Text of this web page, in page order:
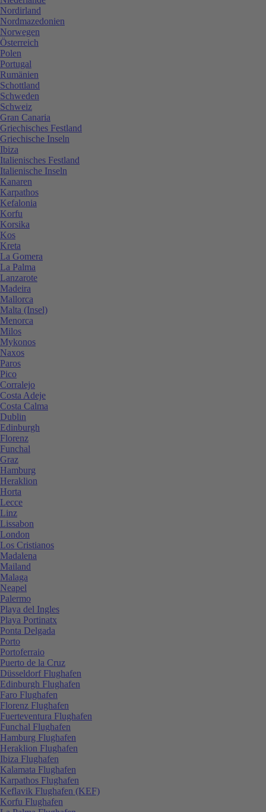
Nordirland
Nordmazedonien
Norwegen
Österreich
Polen
Portugal
Rumänien
Schottland
Schweden
Schweiz
Gran Canaria
Griechisches Festland
Griechische Inseln
Ibiza
Italienisches Festland
Italienische Inseln
Kanaren
Karpathos
Kefalonia
Korfu
Korsika
Kos
Kreta
La Gomera
La Palma
Lanzarote
Madeira
Mallorca
Malta (Insel)
Menorca
Milos
Mykonos
Naxos
Paros
Pico
Corralejo
Costa Adeje
Costa Calma
Dublin
Edinburgh
Florenz
Funchal
Graz
Hamburg
Heraklion
Horta
Lecce
Linz
Lissabon
London
Los Cristianos
Madalena
Mailand
Malaga
Neapel
Palermo
Playa del Ingles
Playa Portinatx
Ponta Delgada
Porto
Portoferraio
Puerto de la Cruz
Düsseldorf Flughafen
Edinburgh Flughafen
Faro Flughafen
Florenz Flughafen
Fuerteventura Flughafen
Funchal Flughafen
Hamburg Flughafen
Heraklion Flughafen
Ibiza Flughafen
Kalamata Flughafen
Karpathos Flughafen
Keflavik Flughafen (KEF)
Korfu Flughafen